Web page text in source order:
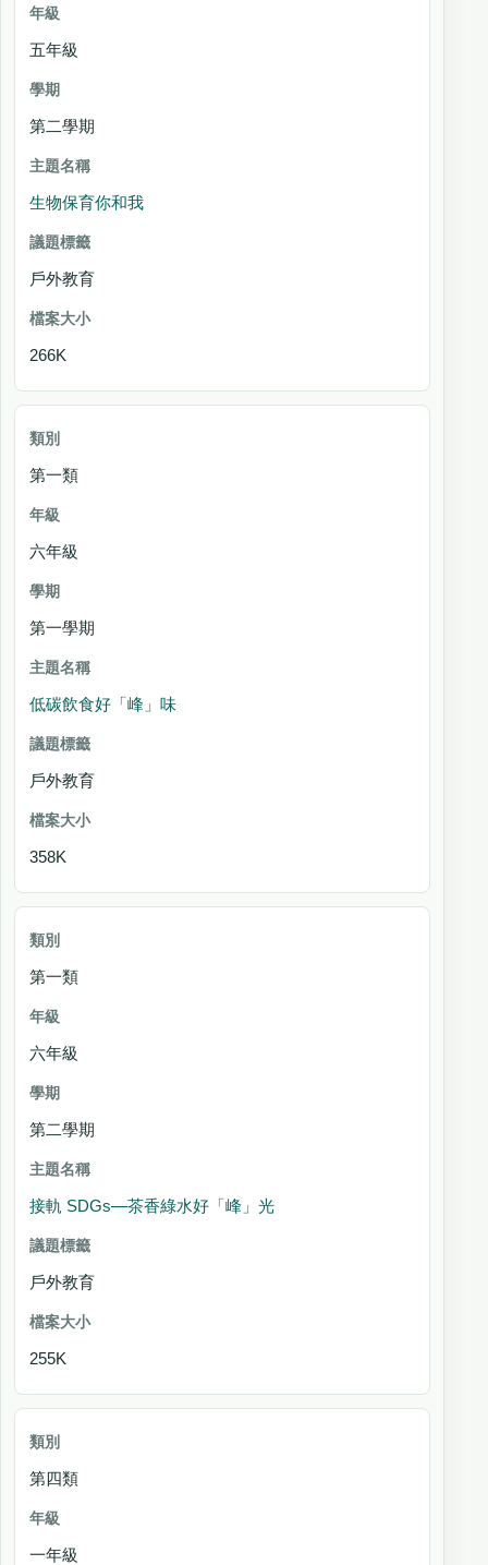
五年級
第二學期
生物保育你和我
戶外教育
266K
第一類
六年級
第一學期
低碳飲食好「峰」味
戶外教育
358K
第一類
六年級
第二學期
接軌 SDGs—茶香綠水好「峰」光
戶外教育
255K
第四類
一年級